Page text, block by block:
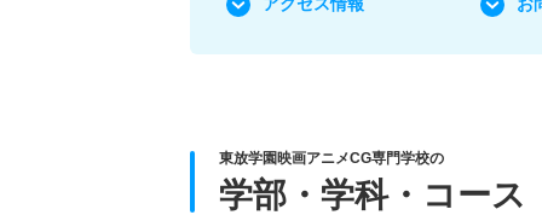
東放学園映画アニメCG専門学校の
学部・学科・コース